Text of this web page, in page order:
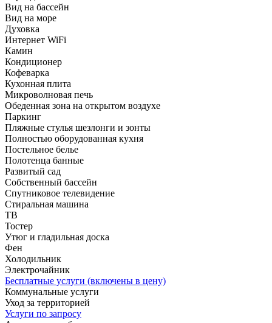
Вид на бассейн
Вид на море
Духовка
Интернет WiFi
Камин
Кондиционер
Кофеварка
Кухонная плита
Микроволновая печь
Обеденная зона на открытом воздухе
Паркинг
Пляжные стулья шезлонги и зонты
Полностью оборудованная кухня
Постельное белье
Полотенца банные
Развитый сад
Собственный бассейн
Спутниковое телевидение
Стиральная машина
ТВ
Тостер
Утюг и гладильная доска
Фен
Холодильник
Электрочайник
Бесплатные услуги (включены в цену)
Коммунальные услуги
Уход за территорией
Услуги по запросу